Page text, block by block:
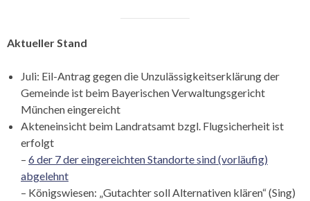
Aktueller Stand
Juli: Eil-Antrag gegen die Unzulässigkeitserklärung der
Gemeinde ist beim Bayerischen Verwaltungsgericht
München eingereicht
Akteneinsicht beim Landratsamt bzgl. Flugsicherheit ist
erfolgt
– 6 der 7 der eingereichten Standorte sind (vorläufig)
abgelehnt
– Königswiesen: „Gutachter soll Alternativen klären“ (Sing)